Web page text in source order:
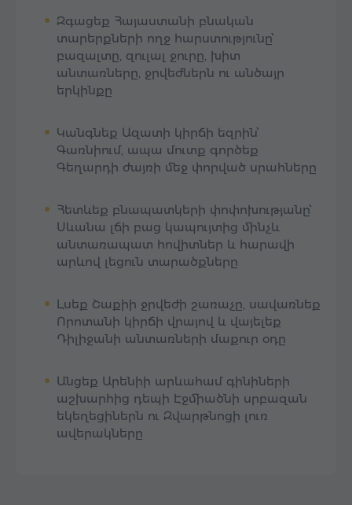
Զգացեք Հայաստանի բնական
տարերքների ողջ հարստությունը՝
բազալտը, զուլալ ջուրը, խիտ
անտառները, ջրվեժներն ու անծայր
երկինքը
Կանգնեք Ազատի կիրճի եզրին՝
Գառնիում, ապա մուտք գործեք
Գեղարդի ժայռի մեջ փորված սրահները
Հետևեք բնապատկերի փոփոխությանը՝
Սևանա լճի բաց կապույտից մինչև
անտառապատ հովիտներ և հարավի
արևով լեցուն տարածքները
Լսեք Շաքիի ջրվեժի շառաչը, սավառնեք
Որոտանի կիրճի վրայով և վայելեք
Դիլիջանի անտառների մաքուր օդը
Անցեք Արենիի արևահամ գինիների
աշխարհից դեպի Էջմիածնի սրբազան
եկեղեցիներն ու Զվարթնոցի լուռ
ավերակները